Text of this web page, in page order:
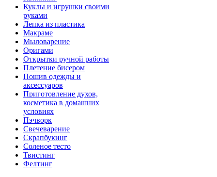
Куклы и игрушки своими
руками
Лепка из пластика
Макраме
Мыловарение
Оригами
Открытки ручной работы
Плетение бисером
Пошив одежды и
аксессуаров
Приготовление духов,
косметика в домашних
условиях
Пэчворк
Свечеварение
Скрапбукинг
Соленое тесто
Твистинг
Фелтинг